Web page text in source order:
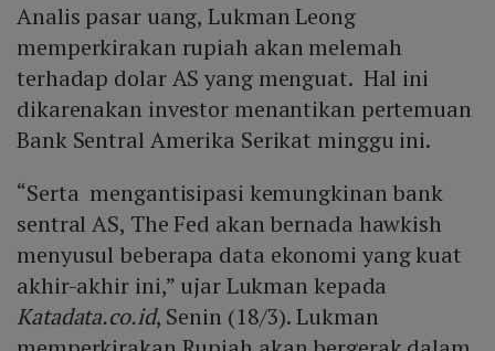
Analis pasar uang, Lukman Leong
memperkirakan rupiah akan melemah
terhadap dolar AS yang menguat. Hal ini
dikarenakan investor menantikan pertemuan
Bank Sentral Amerika Serikat minggu ini.
“Serta mengantisipasi kemungkinan bank
sentral AS, The Fed akan bernada hawkish
menyusul beberapa data ekonomi yang kuat
akhir-akhir ini,” ujar Lukman kepada
Katadata.co.id, Senin (18/3). Lukman